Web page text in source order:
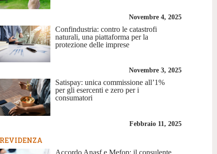
Novembre 4, 2025
Confindustria: contro le catastrofi
naturali, una piattaforma per la
protezione delle imprese
Novembre 3, 2025
Satispay: unica commissione all’1%
per gli esercenti e zero per i
consumatori
Febbraio 11, 2025
Accordo Anasf e Mefop: il consulente